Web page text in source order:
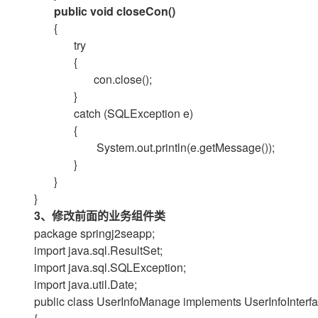
public void closeCon()
{
try
{
con.close();
}
catch (SQLException e)
{
System.out.println(e.getMessage());
}
}
}
3、修改前面的业务组件类
package springj2seapp;
import java.sql.ResultSet;
import java.sql.SQLException;
import java.util.Date;
public class UserInfoManage implements